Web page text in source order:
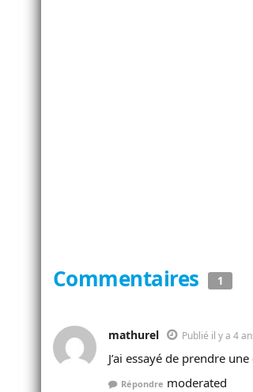
Commentaires 1
mathurel Publié il y a 4
J’ai essayé de prendre
Répondre moderated